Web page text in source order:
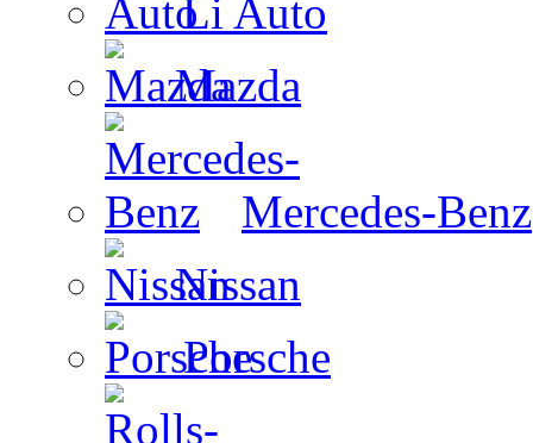
Li Auto
Mazda
Mercedes-Benz
Nissan
Porsche